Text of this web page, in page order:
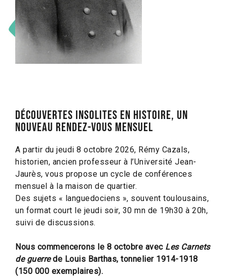
Découvertes insolites en histoire, un
nouveau rendez-vous mensuel
A partir du jeudi 8 octobre 2026, Rémy Cazals,
historien, ancien professeur à l’Université Jean-
Jaurès, vous propose un cycle de conférences
mensuel à la maison de quartier.
Des sujets « languedociens », souvent toulousains,
un format court le jeudi soir, 30 mn de 19h30 à 20h,
suivi de discussions.
Nous commencerons le 8 octobre avec Les Carnets
de guerrede Louis Barthas, tonnelier 1914-1918
(150 000 exemplaires).